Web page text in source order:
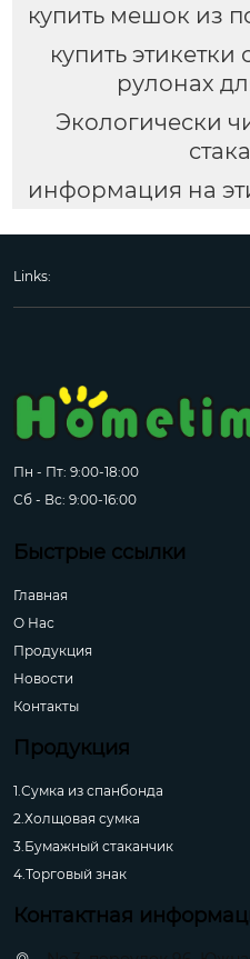
купить мешок из
купить
рулонах
Экологически
информация на
Links:
Пн - Пт: 9:00-18:00
Сб - Вс: 9:00-16:00
Быстрые ссылки
Главная
О Hас
Продукция
Новости
Контакты
Продукция
1.Сумка из спанбонда
2.Холщовая сумка
3.Бумажный стаканчик
4.Торговый знак
Контактная